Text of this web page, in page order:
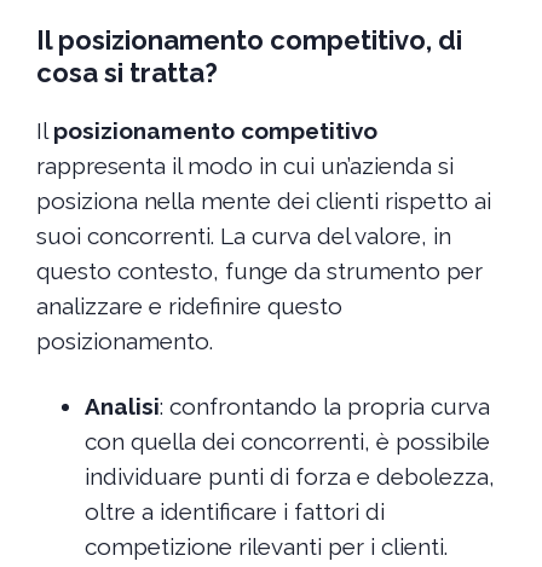
Il posizionamento competitivo, di
cosa si tratta?
Il posizionamento competitivo
rappresenta il modo in cui un’azienda si
posiziona nella mente dei clienti rispetto ai
suoi concorrenti. La curva del valore, in
questo contesto, funge da strumento per
analizzare e ridefinire questo
posizionamento.
Analisi: confrontando la propria curva
con quella dei concorrenti, è possibile
individuare punti di forza e debolezza,
oltre a identificare i fattori di
competizione rilevanti per i clienti.